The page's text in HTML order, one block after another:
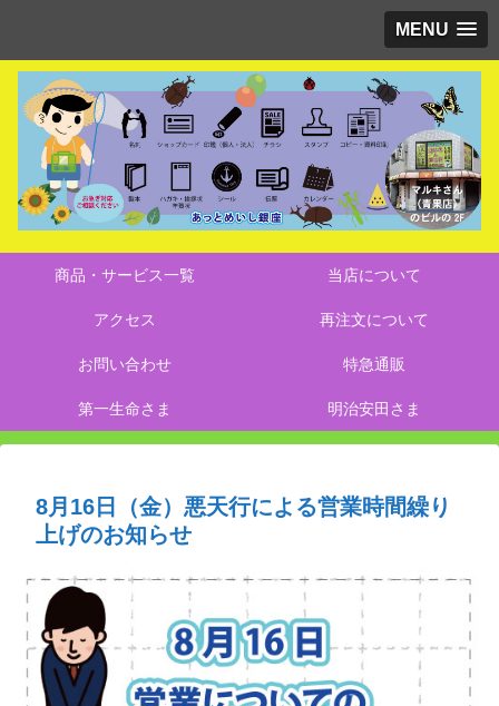
MENU
商品・サービス一覧 当店について
アクセス 再注文について
お問い合わせ 特急通販
第一生命さま 明治安田さま
8月16日（金）悪天行による営業時間繰り
上げのお知らせ